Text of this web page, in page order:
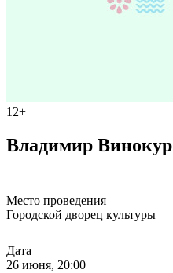
12+
Владимир Винокур
Место проведения
Городской дворец культуры
Дата
26 июня, 20:00